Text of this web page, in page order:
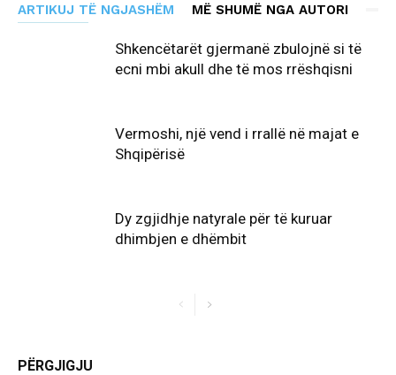
ARTIKUJ TË NGJASHËM MË SHUMË NGA AUTORI
Shkencëtarët gjermanë zbulojnë si të
ecni mbi akull dhe të mos rrëshqisni
Vermoshi, një vend i rrallë në majat e
Shqipërisë
Dy zgjidhje natyrale për të kuruar
dhimbjen e dhëmbit
PËRGJIGJU